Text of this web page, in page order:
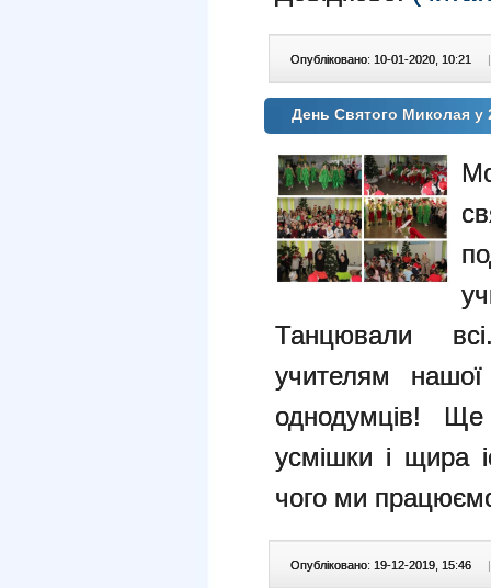
Опубліковано: 10-01-2020, 10:21
День Святого Миколая у
Танцювали
учителям
однодумців!
усмішки і щира
чого ми
Опубліковано: 19-12-2019, 15:46